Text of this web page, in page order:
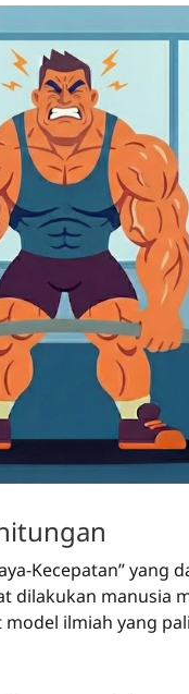
Kecepatan” yang
dilakukan manusia
ilmiah yang